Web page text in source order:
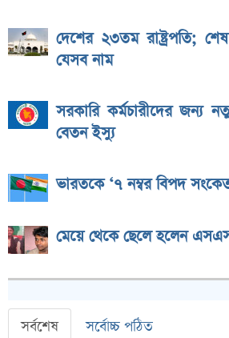
দেশের ২৩তম রাষ্ট্রপতি;
যেসব নাম
সরকারি কর্মচারীদের জন্য
বেতন ইস্যু
ভারতকে ‘৭ নম্বর বিপদ
মেয়ে থেকে ছেলে হলেন
সর্বশেষ সর্বোচ্চ পঠিত